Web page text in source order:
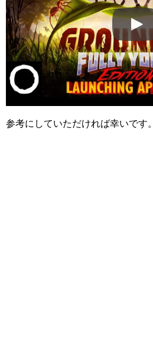
参考にしていただければ幸いです。